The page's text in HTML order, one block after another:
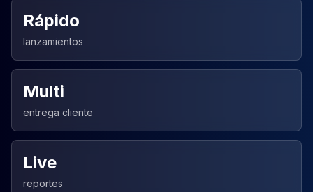
Rápido
lanzamientos
Multi
entrega cliente
Live
reportes